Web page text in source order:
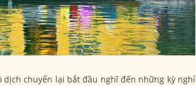
chuyển lại bắt đầu nghĩ đến những kỳ nghỉ